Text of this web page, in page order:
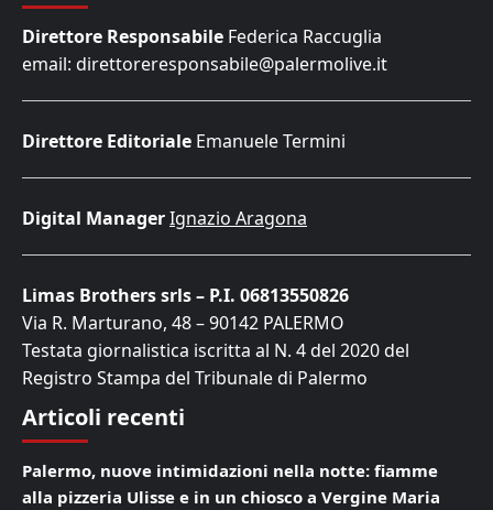
Direttore Responsabile Federica Raccuglia
email: direttoreresponsabile@palermolive.it
Direttore Editoriale Emanuele Termini
Digital ManagerIgnazio Aragona
Limas Brothers srls – P.I. 06813550826
Via R. Marturano, 48 – 90142 PALERMO
Testata giornalistica iscritta al N. 4 del 2020 del
Registro Stampa del Tribunale di Palermo
Articoli recenti
Palermo, nuove intimidazioni nella notte: fiamme
alla pizzeria Ulisse e in un chiosco a Vergine Maria